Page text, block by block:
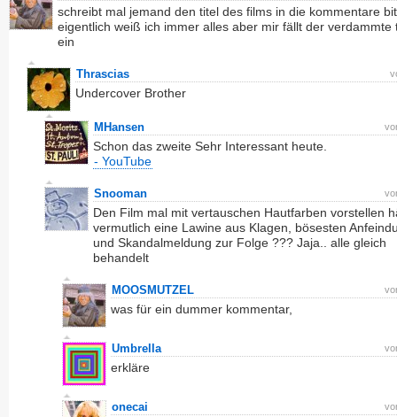
schreibt mal jemand den titel des films in die kommentare
eigentlich weiß ich immer alles aber mir fällt der verdammte
ein
Thrascias
Undercover Brother
MHansen
Schon das zweite Sehr Interessant heute.
- YouTube
Snooman
Den Film mal mit vertauschen Hautfarben vorstellen
vermutlich eine Lawine aus Klagen, bösesten
und Skandalmeldung zur Folge ??? Jaja.. alle gleich
behandelt
MOOSMUTZEL
was für ein dummer kommentar,
Umbrella
erkläre
onecai